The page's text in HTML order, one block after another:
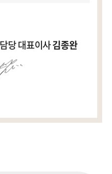
당 대표이사김종완